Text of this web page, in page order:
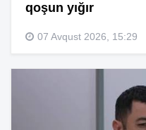
qoşun yığır
07 Avqust 2026, 15:29